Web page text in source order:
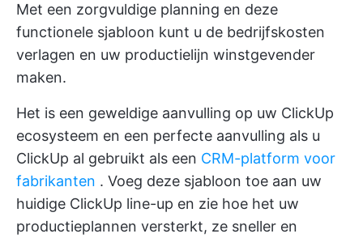
Met een zorgvuldige planning en deze
functionele sjabloon kunt u de bedrijfskosten
verlagen en uw productielijn winstgevender
maken.
Het is een geweldige aanvulling op uw ClickUp
ecosysteem en een perfecte aanvulling als u
ClickUp al gebruikt als een CRM-platform voor
fabrikanten . Voeg deze sjabloon toe aan uw
huidige ClickUp line-up en zie hoe het uw
productieplannen versterkt, ze sneller en